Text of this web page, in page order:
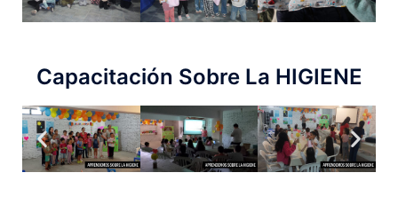
Capacitación Sobre La HIGIENE